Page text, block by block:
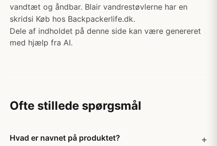
vandtæt og åndbar. Blair vandrestøvlerne har en
skridsi Køb hos Backpackerlife.dk.
Dele af indholdet på denne side kan være genereret
med hjælp fra AI.
Ofte stillede spørgsmål
Hvad er navnet på produktet?